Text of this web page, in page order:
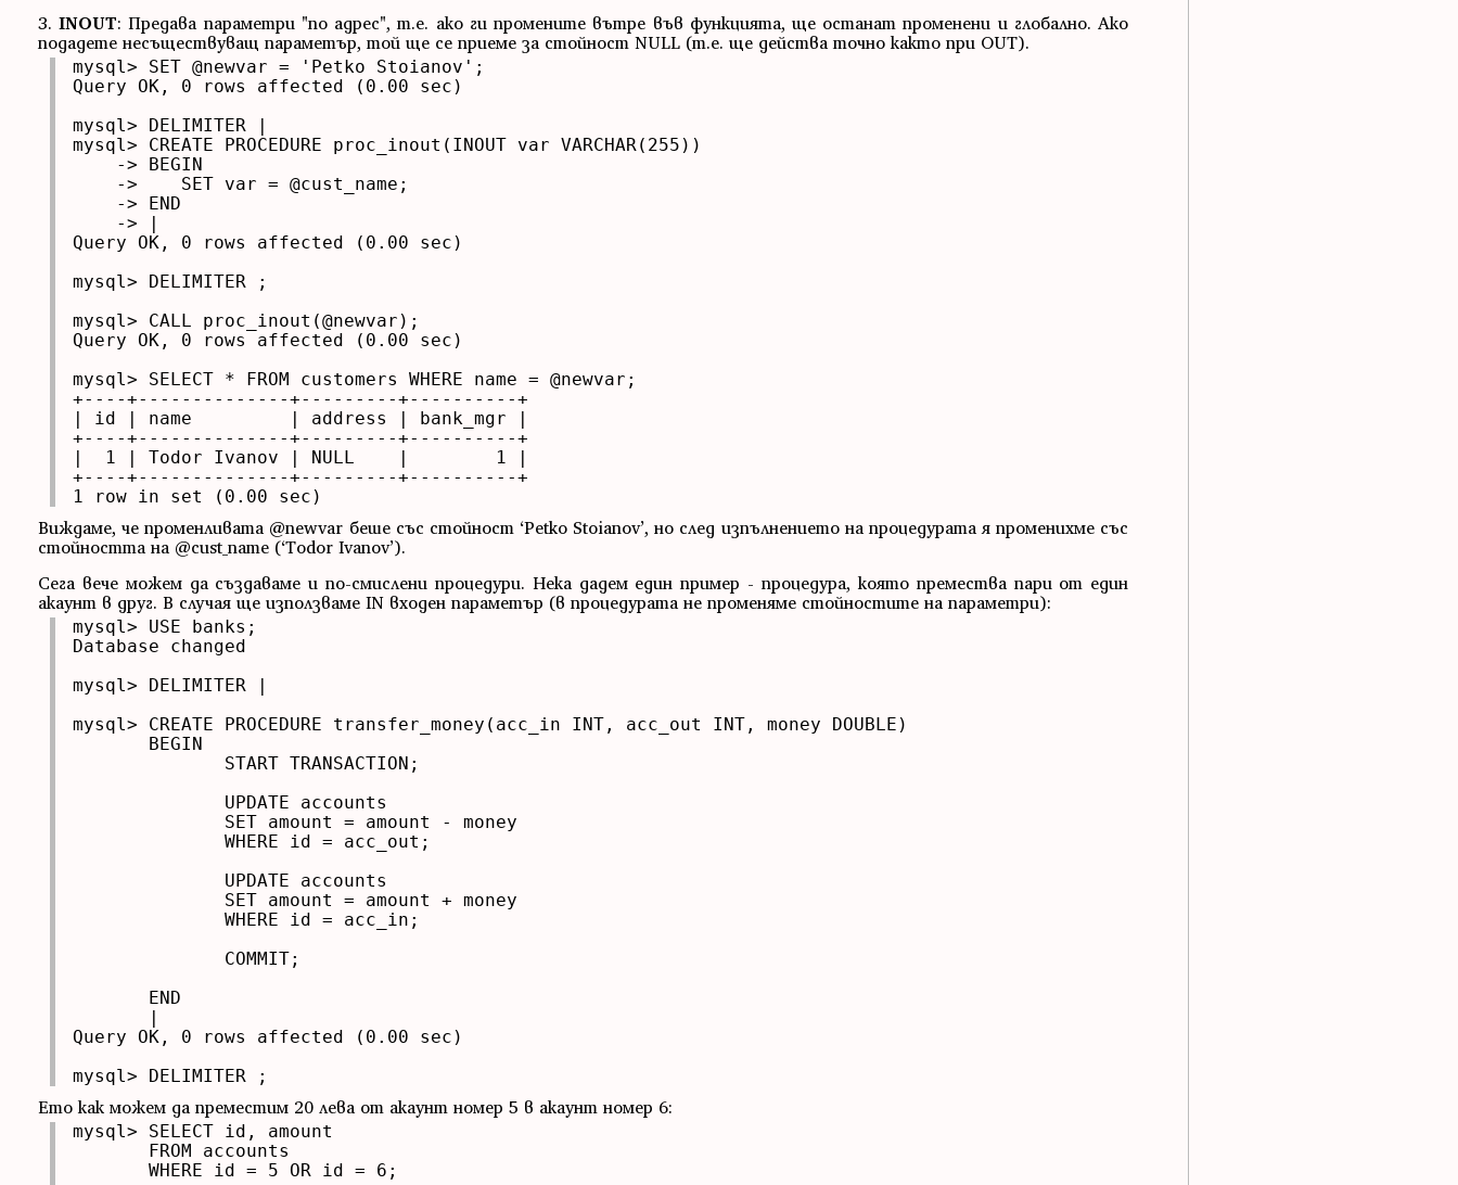
3.INOUT: Предава параметри "по адрес", т.е. ако ги промените вътре във функцията, ще останат променени и глобално. Ако
подадете несъществуващ параметър, той ще се приеме за стойност NULL (т.е. ще действа точно както при OUT).
mysql> SET @newvar = 'Petko Stoianov';
Query OK, 0 rows affected (0.00 sec)
mysql> DELIMITER |
mysql> CREATE PROCEDURE proc_inout(INOUT var VARCHAR(255))
    -> BEGIN
    ->    SET var = @cust_name;
    -> END
    -> |
Query OK, 0 rows affected (0.00 sec)
mysql> DELIMITER ;
mysql> CALL proc_inout(@newvar);
Query OK, 0 rows affected (0.00 sec)
mysql> SELECT * FROM customers WHERE name = @newvar;
+----+--------------+---------+----------+
| id | name         | address | bank_mgr |
+----+--------------+---------+----------+
|  1 | Todor Ivanov | NULL    |        1 |
+----+--------------+---------+----------+
1 row in set (0.00 sec)
Виждаме, че променливата @newvar беше със стойност ‘Petko Stoianov’, но след изпълнението на процедурата я променихме със
стойността на @cust_name (‘Todor Ivanov’).
Сега вече можем да създаваме и по-смислени процедури. Нека дадем един пример - процедура, която премества пари от един
акаунт в друг. В случая ще използваме IN входен параметър (в процедурата не променяме стойностите на параметри):
mysql> USE banks;
Database changed
mysql> DELIMITER |
mysql> CREATE PROCEDURE transfer_money(acc_in INT, acc_out INT, money DOUBLE)
       BEGIN
              START TRANSACTION;
              UPDATE accounts
              SET amount = amount - money
              WHERE id = acc_out;
              UPDATE accounts
              SET amount = amount + money
              WHERE id = acc_in;
              COMMIT;
       END
Query OK, 0 rows affected (0.00 sec)
mysql> DELIMITER ;
Ето как можем да преместим 20 лева от акаунт номер 5 в акаунт номер 6:
mysql> SELECT id, amount
       FROM accounts
       WHERE id = 5 OR id = 6;